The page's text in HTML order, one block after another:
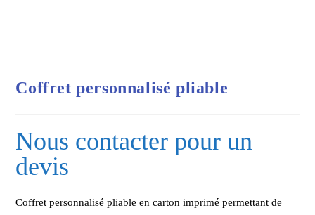
Coffret personnalisé pliable
Nous contacter pour un
devis
Coffret personnalisé pliable en carton imprimé permettant de